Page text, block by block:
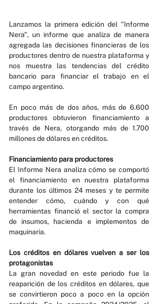
Lanzamos la primera edición del "Informe
Nera", un informe que analiza de manera
agregada las decisiones financieras de los
productores dentro de nuestra plataforma y
nos muestra las tendencias del crédito
bancario para financiar el trabajo en el
campo argentino.
En poco más de dos años, más de 6.600
productores obtuvieron financiamiento a
través de Nera, otorgando más de 1.700
millones de dólares en créditos.
Financiamiento para productores
El Informe Nera analiza cómo se comportó
el financiamiento en nuestra plataforma
durante los últimos 24 meses y te permite
entender cómo, cuándo y con qué
herramientas financió el sector la compra
de insumos, hacienda e implementos de
maquinaria.
Los créditos en dólares vuelven a ser los
protagonistas
La gran novedad en este periodo fue la
reaparición de los créditos en dólares, que
se convirtieron poco a poco en la opción